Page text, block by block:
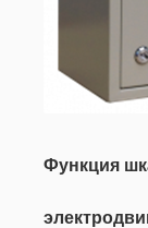
Функция